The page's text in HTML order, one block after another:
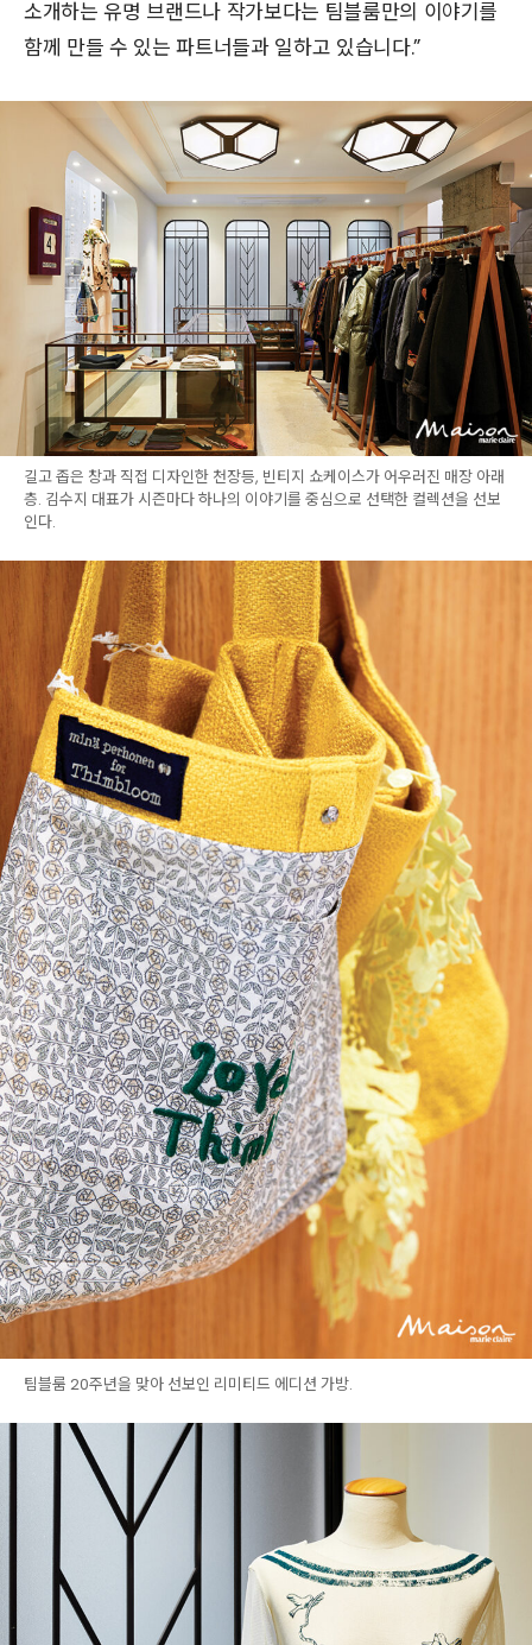
소개하는 유명 브랜드나 작가보다는 팀블룸만의 이야기를
함께 만들 수 있는 파트너들과 일하고 있습니다.”
길고 좁은 창과 직접 디자인한 천장등, 빈티지 쇼케이스가 어우러진 매장 아래
층. 김수지 대표가 시즌마다 하나의 이야기를 중심으로 선택한 컬렉션을 선보
인다.
팀블룸 20주년을 맞아 선보인 리미티드 에디션 가방.